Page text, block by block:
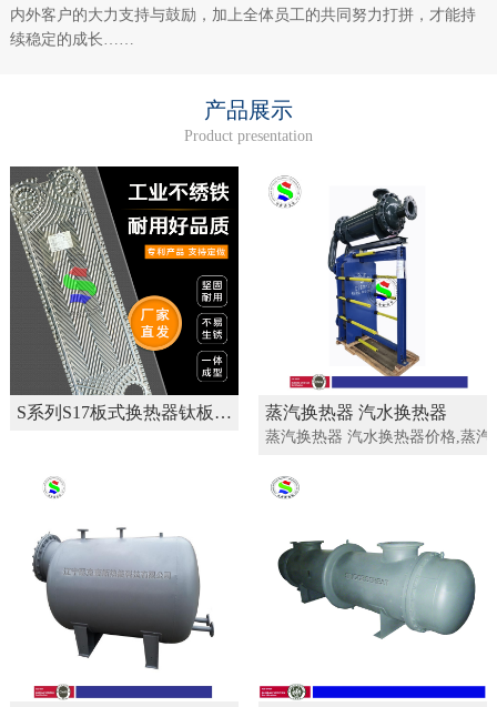
内外客户的大力支持与鼓励，加上全体员工的共同努力打拼，才能持
续稳定的成长……
产品展示
Product presentation
S系列S17板式换热器钛板不绣钢板片 换热机组材料 蒸汽换热器 汽水换热器
蒸汽换热器 汽水换热器价格,蒸